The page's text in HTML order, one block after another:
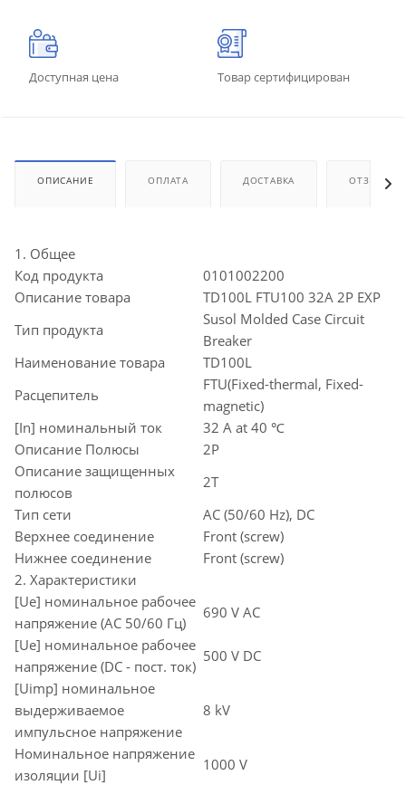
Доступная цена Товар сертифицирован
ОПИСАНИЕ ОПЛАТА ДОСТАВКА ОТЗЫВЫ
1. Общее
Код продукта
0101002200
Описание товара
TD100L FTU100 32A 2P EXP
Тип продукта
Susol Molded Case Circuit
Breaker
Наименование товара
TD100L
Расцепитель
FTU(Fixed-thermal, Fixed-
magnetic)
[In] номинальный ток
32 A at 40 ℃
Описание Полюсы
2P
Описание защищенных
полюсов
2T
Тип сети
AC (50/60 Hz), DC
Верхнее соединение
Front (screw)
Нижнее соединение
Front (screw)
2. Характеристики
[Ue] номинальное рабочее
напряжение (AC 50/60 Гц)
690 V AC
[Ue] номинальное рабочее
напряжение (DC - пост. ток)
500 V DC
[Uimp] номинальное
выдерживаемое
импульсное напряжение
8 kV
Номинальное напряжение
изоляции [Ui]
1000 V